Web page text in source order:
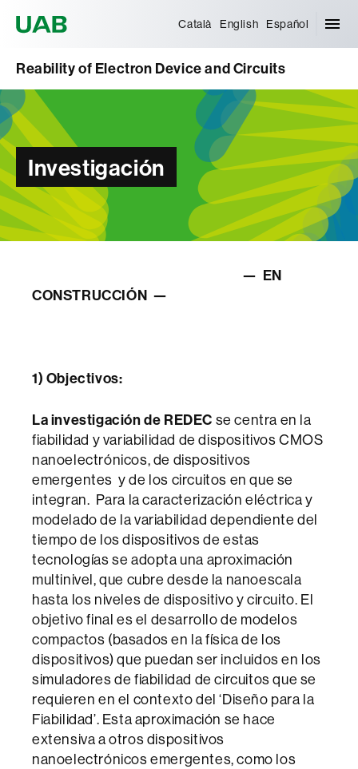
Català English Español
Reability of Electron Device and Circuits
Investigación
— EN
CONSTRUCCIÓN —
1) Objectivos:
La investigación de REDEC se centra en la
fiabilidad y variabilidad de dispositivos CMOS
nanoelectrónicos, de dispositivos
emergentes y de los circuitos en que se
integran. Para la caracterización eléctrica y
modelado de la variabilidad dependiente del
tiempo de los dispositivos de estas
tecnologías se adopta una aproximación
multinivel, que cubre desde la nanoescala
hasta los niveles de dispositivo y circuito. El
objetivo final es el desarrollo de modelos
compactos (basados en la física de los
dispositivos) que puedan ser incluidos en los
simuladores de fiabilidad de circuitos que se
requieren en el contexto del ‘Diseño para la
Fiabilidad’. Esta aproximación se hace
extensiva a otros dispositivos
nanoelectrónicos emergentes, como los